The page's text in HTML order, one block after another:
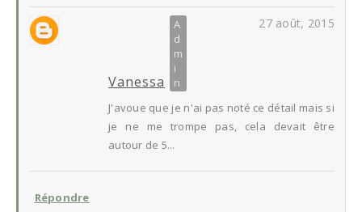
Vanessa
27 août, 2015
J'avoue que je n'ai pas noté ce détail mais si
je ne me trompe pas, cela devait être
autour de 5...
Répondre